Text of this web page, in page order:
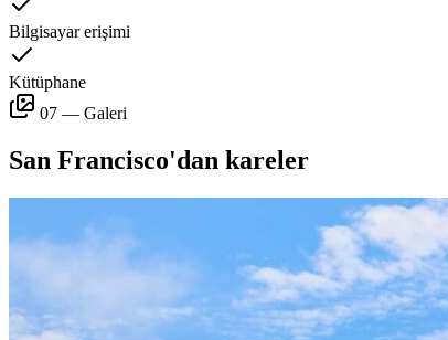
Bilgisayar erişimi
Kütüphane
07 — Galeri
San Francisco'dan kareler